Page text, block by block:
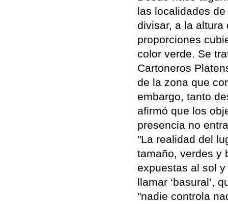
las localidades
divisar, a la altura
proporciones
color verde. Se
Cartoneros
de la zona que
embargo, tanto
afirmó que los
presencia no
"La realidad del
tamaño, verdes y
expuestas al sol
llamar ‘basural’,
"nadie controla